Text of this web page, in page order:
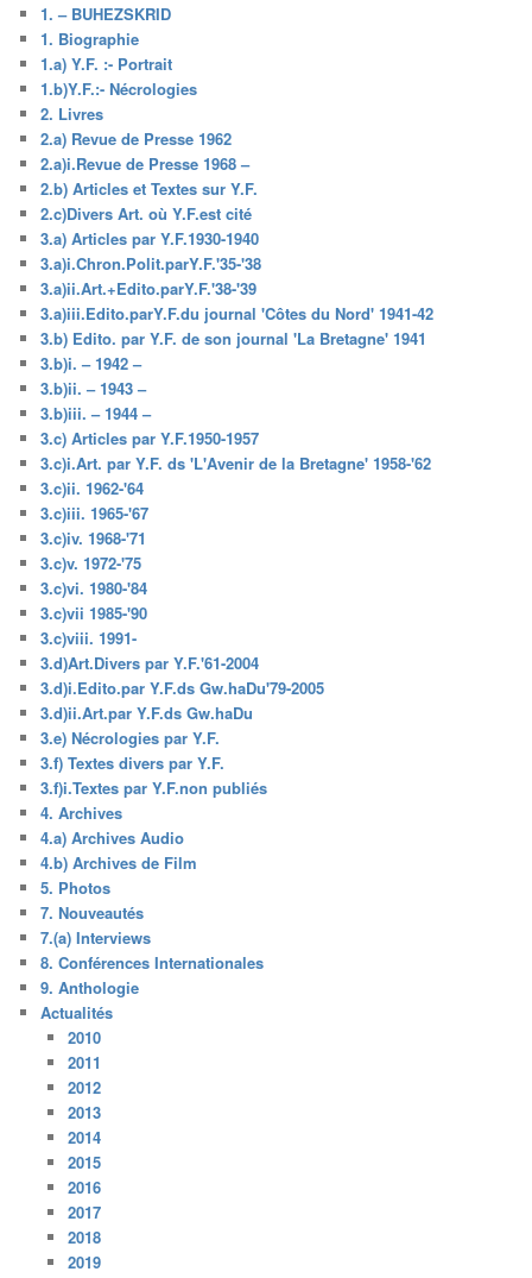
1. – BUHEZSKRID
1. Biographie
1.a) Y.F. :- Portrait
1.b)Y.F.:- Nécrologies
2. Livres
2.a) Revue de Presse 1962
2.a)i.Revue de Presse 1968 –
2.b) Articles et Textes sur Y.F.
2.c)Divers Art. où Y.F.est cité
3.a) Articles par Y.F.1930-1940
3.a)i.Chron.Polit.parY.F.'35-'38
3.a)ii.Art.+Edito.parY.F.'38-'39
3.a)iii.Edito.parY.F.du journal 'Côtes du Nord' 1941-42
3.b) Edito. par Y.F. de son journal 'La Bretagne' 1941
3.b)i. – 1942 –
3.b)ii. – 1943 –
3.b)iii. – 1944 –
3.c) Articles par Y.F.1950-1957
3.c)i.Art. par Y.F. ds 'L'Avenir de la Bretagne' 1958-'62
3.c)ii. 1962-'64
3.c)iii. 1965-'67
3.c)iv. 1968-'71
3.c)v. 1972-'75
3.c)vi. 1980-'84
3.c)vii 1985-'90
3.c)viii. 1991-
3.d)Art.Divers par Y.F.'61-2004
3.d)i.Edito.par Y.F.ds Gw.haDu'79-2005
3.d)ii.Art.par Y.F.ds Gw.haDu
3.e) Nécrologies par Y.F.
3.f) Textes divers par Y.F.
3.f)i.Textes par Y.F.non publiés
4. Archives
4.a) Archives Audio
4.b) Archives de Film
5. Photos
7. Nouveautés
7.(a) Interviews
8. Conférences Internationales
9. Anthologie
Actualités
2010
2011
2012
2013
2014
2015
2016
2017
2018
2019